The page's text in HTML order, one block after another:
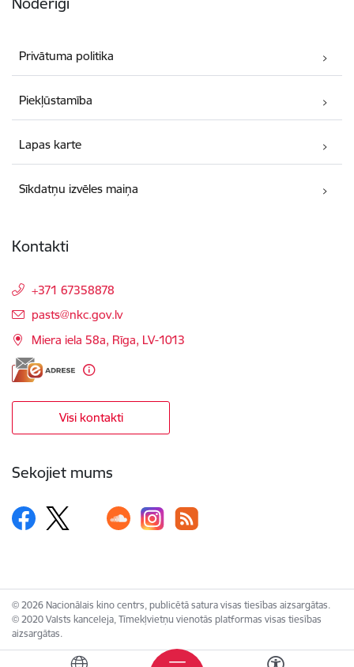
Privātuma politika
Piekļūstamība
Lapas karte
Sīkdatņu izvēles maiņa
Kontakti
+371 67358878
E-pasts:
pasts@nkc.gov.lv
Miera iela 58a, Rīga, LV-1013
Visi kontakti
Sekojiet mums
© 2026 Nacionālais kino centrs, publicētā satura visas tiesības aizsargātas.
© 2020 Valsts kanceleja, Tīmekļvietņu vienotās platformas visas tiesības
aizsargātas.